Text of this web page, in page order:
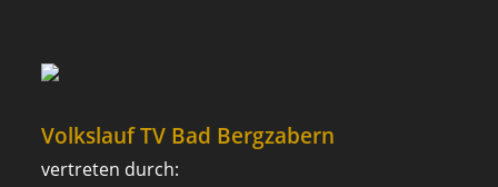
Volkslauf TV Bad Bergzabern
vertreten durch: